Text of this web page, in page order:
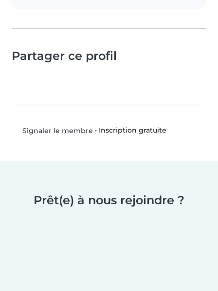
Partager ce profil
Signaler le membre • Inscription gratuite
Prêt(e) à nous rejoindre ?